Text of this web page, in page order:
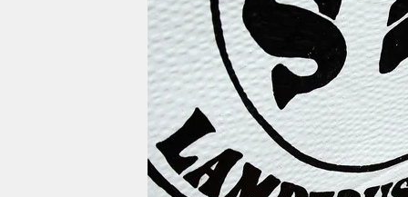
wahrheit
verlag
verlag
veranstaltungen
shop